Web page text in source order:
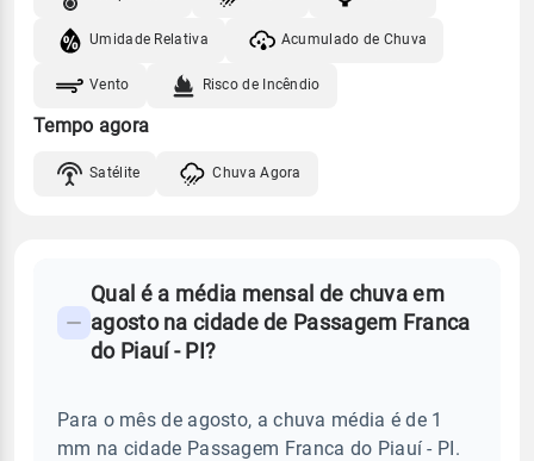
Umidade Relativa Acumulado de Chuva
Vento Risco de Incêndio
Tempo agora
Satélite Chuva Agora
Perguntas
frequentes
chuva
Qual é a média mensal de chuva em
agosto na cidade de Passagem Franca
do Piauí - PI?
Para o mês de agosto, a chuva média é de 1
mm na cidade Passagem Franca do Piauí - PI.